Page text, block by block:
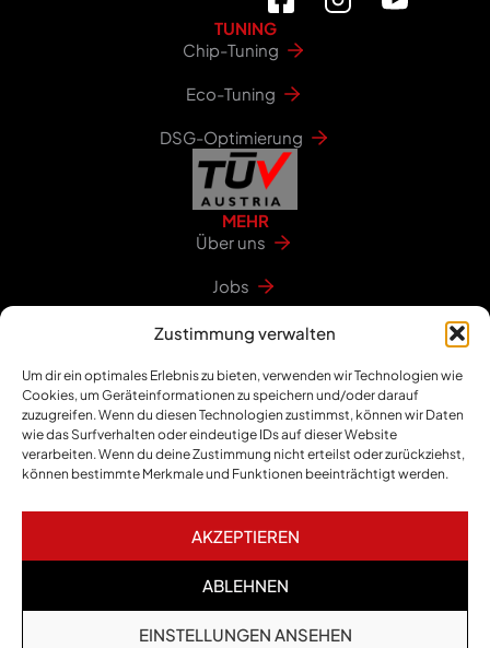
Zustimmung verwalten
Um dir ein optimales Erlebnis zu bieten, verwenden wir Technologien wie
Cookies, um Geräteinformationen zu speichern und/oder darauf
zuzugreifen. Wenn du diesen Technologien zustimmst, können wir Daten
wie das Surfverhalten oder eindeutige IDs auf dieser Website
verarbeiten. Wenn du deine Zustimmung nicht erteilst oder zurückziehst,
können bestimmte Merkmale und Funktionen beeinträchtigt werden.
AKZEPTIEREN
ABLEHNEN
EINSTELLUNGEN ANSEHEN
TUNING
Chip-Tuning
Eco-Tuning
DSG-Optimierung
MEHR
Über uns
Jobs
Händler werden
Aktuelles
RECHTLICHES
Impressum
Datenschutz